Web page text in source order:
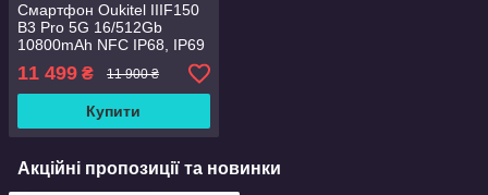
Смартфон Oukitel IIIF150
B3 Pro 5G 16/512Gb
10800mAh NFC IP68, IP69
та MIL-STD-810H + скло
11 499 ₴ 11 900 ₴
Купити
Акційні пропозиції та новинки